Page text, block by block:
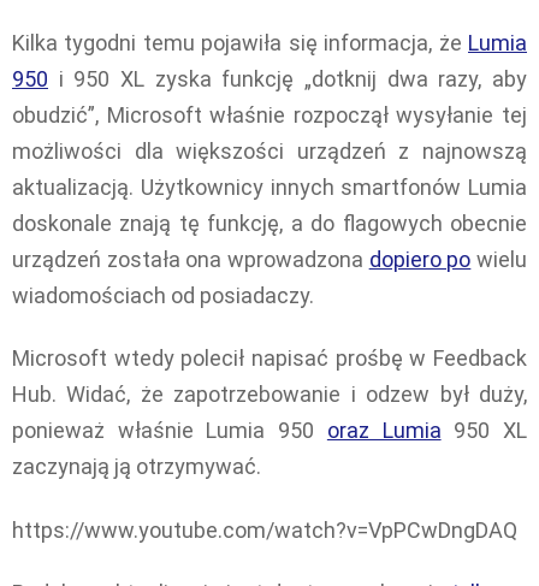
Kilka tygodni temu pojawiła się informacja, że Lumia
950 i 950 XL zyska funkcję „dotknij dwa razy, aby
obudzić”, Microsoft właśnie rozpoczął wysyłanie tej
możliwości dla większości urządzeń z najnowszą
aktualizacją. Użytkownicy innych smartfonów Lumia
doskonale znają tę funkcję, a do flagowych obecnie
urządzeń została ona wprowadzona dopiero po wielu
wiadomościach od posiadaczy.
Microsoft wtedy polecił napisać prośbę w Feedback
Hub. Widać, że zapotrzebowanie i odzew był duży,
ponieważ właśnie Lumia 950 oraz Lumia 950 XL
zaczynają ją otrzymywać.
https://www.youtube.com/watch?v=VpPCwDngDAQ